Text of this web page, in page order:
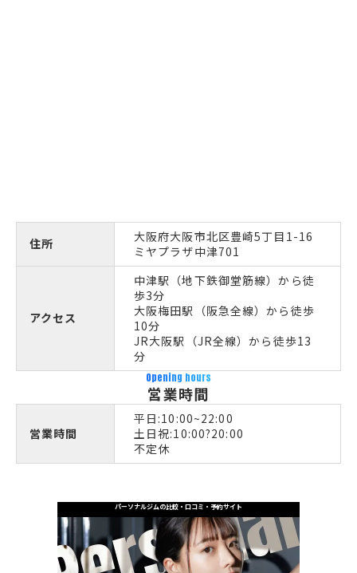
住所
大阪府大阪市北区豊崎5丁目1-16
ミヤプラザ中津701
アクセス
中津駅（地下鉄御堂筋線）から徒
歩3分
大阪梅田駅（阪急全線）から徒歩
10分
JR大阪駅（JR全線）から徒歩13
分
Opening hours
営業時間
営業時間
平日:10:00~22:00
土日祝:10:00?20:00
不定休
パーソナルジムの比較・口コミ・予約サイト